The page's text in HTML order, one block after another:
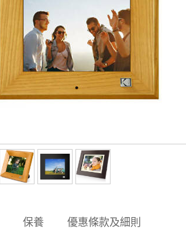
保養 優惠條款及細則